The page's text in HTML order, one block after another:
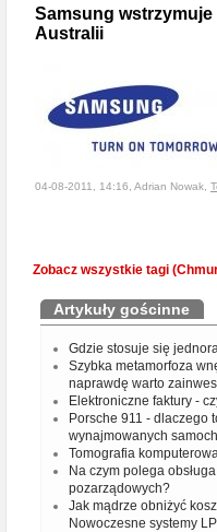
Samsung
Australii
04-08-2011, 14:16, Adrian Nowak,
Zobacz wszystkie tagi
Artykuły gościnne
Gdzie stosuje się
Szybka metamorfoza
naprawdę warto
Elektroniczne faktury -
Porsche 911 - dlaczego
wynajmowanych
Tomografia
Na czym polega
pozarządowych?
Jak mądrze obniżyć
Nowoczesne systemy